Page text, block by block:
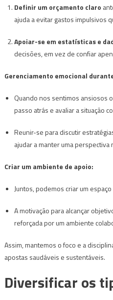
Definir um orçamento claro
ajuda a evitar gastos impulsivos
Apoiar-se em estatísticas e
decisões, em vez de confiar
Gerenciamento emocional
Quando nos sentimos ansiosos
passo atrás e avaliar a situação
Reunir-se para discutir
ajudar a manter uma perspectiva
Criar um ambiente de apoio:
Juntos, podemos criar um
A motivação para alcançar
reforçada por um ambiente
Assim, mantemos o foco e a
apostas saudáveis e sustentáveis.
Diversificar os